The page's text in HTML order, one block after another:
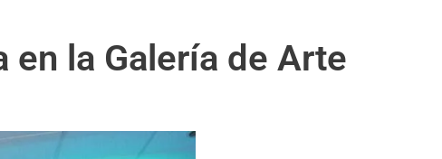
la Galería de Arte